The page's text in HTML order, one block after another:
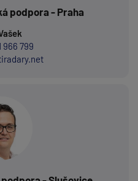
podpora - Praha
966 799